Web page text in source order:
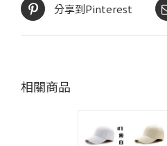
分享到Pinterest
相關商品